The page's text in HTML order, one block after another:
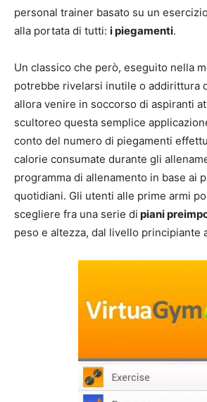
personal trainer basato su un
alla portata di tutti: i piegamenti.
Un classico che però, eseguito nella
potrebbe rivelarsi inutile o addirittura
allora venire in soccorso di aspiranti
scultoreo questa semplice
conto del numero di piegamenti
calorie consumate durante gli
programma di allenamento in base ai
quotidiani. Gli utenti alle prime armi
scegliere fra una serie di piani
peso e altezza, dal livello principiante